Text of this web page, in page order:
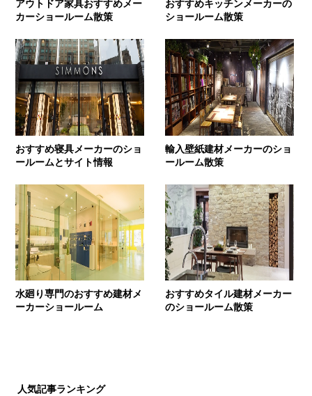
アウトドア家具おすすめメー
カーショールーム散策
おすすめキッチンメーカーの
ショールーム散策
おすすめ寝具メーカーのショ
ールームとサイト情報
輸入壁紙建材メーカーのショ
ールーム散策
水廻り専門のおすすめ建材メ
ーカーショールーム
おすすめタイル建材メーカー
のショールーム散策
人気記事ランキング